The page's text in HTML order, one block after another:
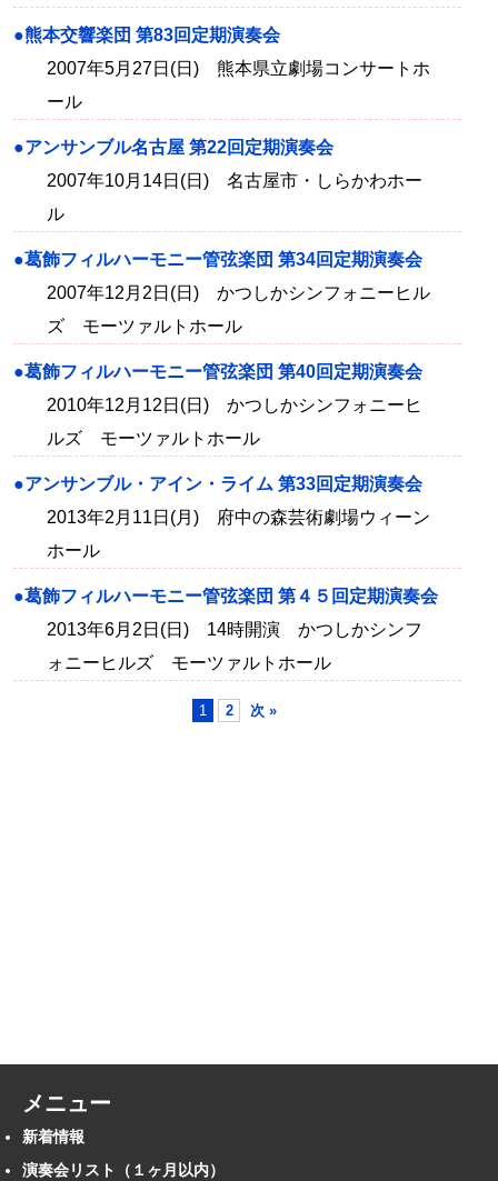
●熊本交響楽団 第83回定期演奏会
2007年5月27日(日) 熊本県立劇場コンサートホ
ール
●アンサンブル名古屋 第22回定期演奏会
2007年10月14日(日) 名古屋市・しらかわホー
ル
●葛飾フィルハーモニー管弦楽団 第34回定期演奏会
2007年12月2日(日) かつしかシンフォニーヒル
ズ モーツァルトホール
●葛飾フィルハーモニー管弦楽団 第40回定期演奏会
2010年12月12日(日) かつしかシンフォニーヒ
ルズ モーツァルトホール
●アンサンブル・アイン・ライム 第33回定期演奏会
2013年2月11日(月) 府中の森芸術劇場ウィーン
ホール
●葛飾フィルハーモニー管弦楽団 第４５回定期演奏会
2013年6月2日(日) 14時開演 かつしかシンフ
ォニーヒルズ モーツァルトホール
1 2 次 »
メニュー
新着情報
演奏会リスト（１ヶ月以内）